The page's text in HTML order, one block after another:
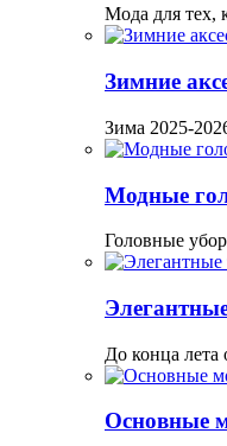
Мода для тех,
Зимние
Зима 2025-
Модные
Головные
До конца лета
Основные